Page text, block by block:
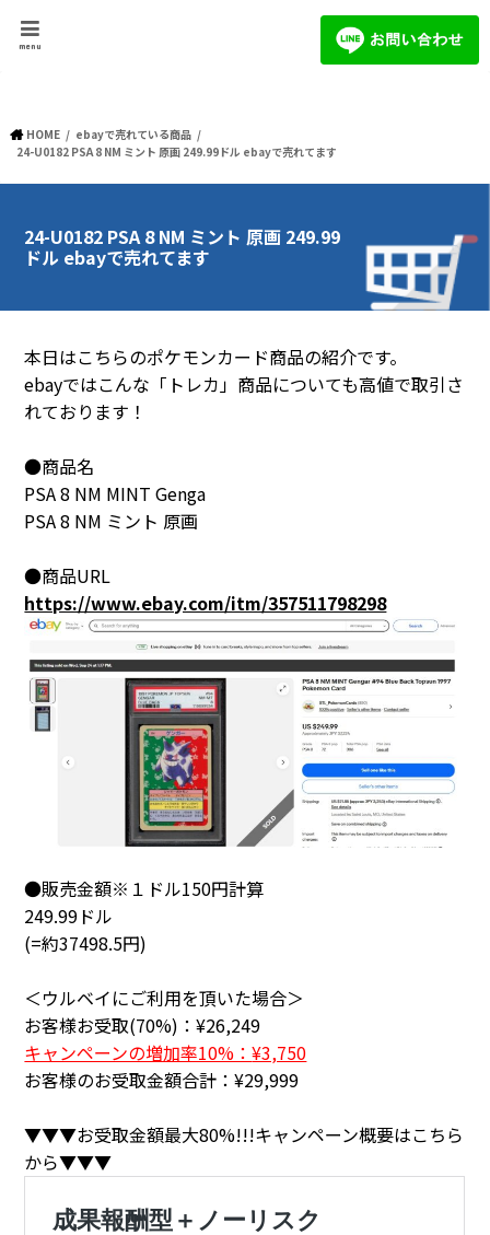
menu
HOME
ebayで売れている商品
24-U0182 PSA 8 NM ミント 原画 249.99ドル ebayで売れてます
24-U0182 PSA 8 NM ミント 原画 249.99
ドル ebayで売れてます
本日はこちらのポケモンカード商品の紹介です。
ebayではこんな「トレカ」商品についても高値で取引さ
れております！
●商品名
PSA 8 NM MINT Genga
PSA 8 NM ミント 原画
●商品URL
https://www.ebay.com/itm/357511798298
●販売金額※１ドル150円計算
249.99ドル
(=約37498.5円)
＜ウルベイにご利用を頂いた場合＞
お客様お受取(70%)：¥26,249
キャンペーンの増加率10%：¥3,750
お客様のお受取金額合計：¥29,999
▼▼▼お受取金額最大80%!!!キャンペーン概要はこちら
から▼▼▼